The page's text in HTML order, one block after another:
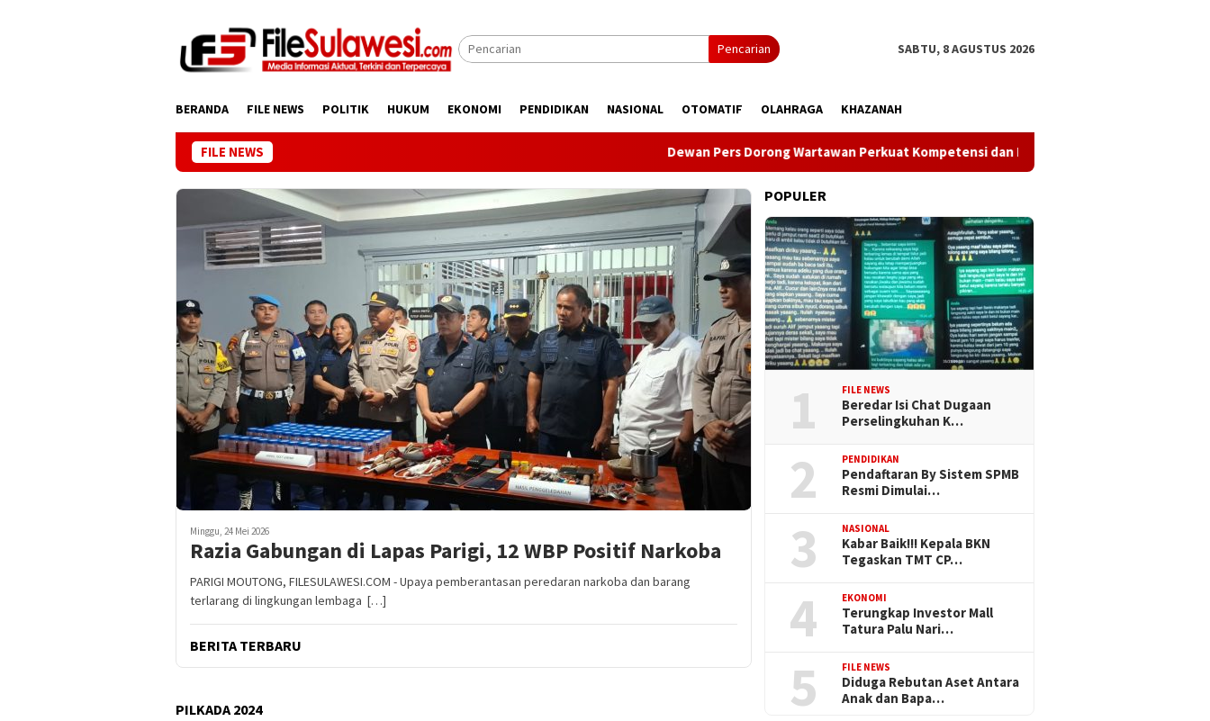
Pencarian SABTU, 8 AGUSTUS 2026
BERANDA FILE NEWS POLITIK HUKUM EKONOMI PENDIDIKAN NASIONAL OTOMATIF OLAHRAGA KHAZANAH
FILE NEWS Dewan Pers Dorong Wartawan Perkuat Kompetensi dan Integritas di Era Digital
Minggu, 24 Mei 2026
Razia Gabungan di Lapas Parigi, 12 WBP Positif Narkoba
PARIGI MOUTONG, FILESULAWESI.COM - Upaya pemberantasan peredaran narkoba dan barang
terlarang di lingkungan lembaga […]
BERITA TERBARU
PILKADA 2024
POPULER
1 FILE NEWS
Beredar Isi Chat Dugaan
Perselingkuhan K…
2 PENDIDIKAN
Pendaftaran By Sistem SPMB
Resmi Dimulai…
3 NASIONAL
Kabar Baik!!! Kepala BKN
Tegaskan TMT CP…
4 EKONOMI
Terungkap Investor Mall
Tatura Palu Nari…
5 FILE NEWS
Diduga Rebutan Aset Antara
Anak dan Bapa…